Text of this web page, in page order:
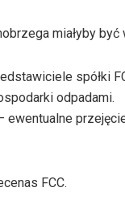
miałyby
spółki
odpadami.
FCC.